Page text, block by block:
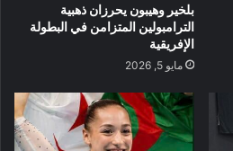
بلخير وهيبون يحرزان ذهبية
الترامبولين المتزامن في البطولة
الإفريقية
مايو 5, 2026